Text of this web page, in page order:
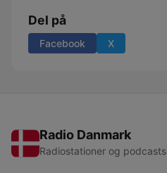
Del på
Facebook X
Radio Danmark
Radiostationer og podcasts